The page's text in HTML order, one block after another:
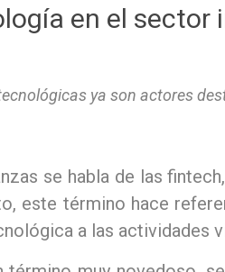
en el sector
ya son actores
se habla de las
este término hace
a las actividades